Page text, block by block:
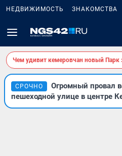
НЕДВИЖИМОСТЬ ЗНАКОМСТВА
Чем удивит кемеровчан новый Парк
СРОЧНО
Огромный провал
пешеходной улице в центре